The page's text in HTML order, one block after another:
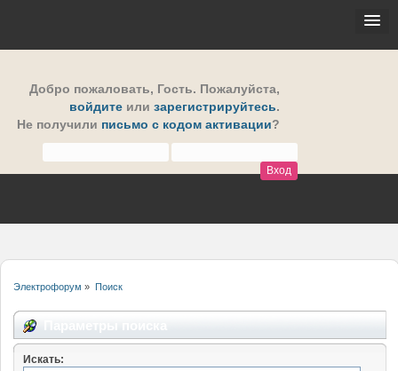
Добро пожаловать, Гость. Пожалуйста,
войдите или зарегистрируйтесь.
Не получили письмо с кодом активации?
Электрофорум » Поиск
Искать: